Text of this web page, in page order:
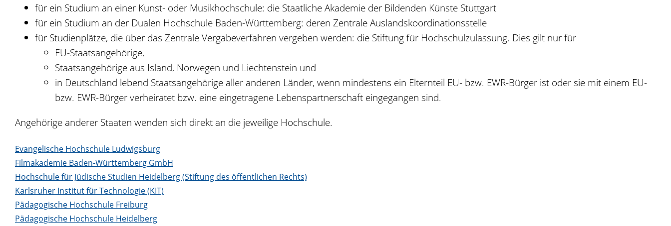
für ein Studium an einer Kunst- oder Musikhochschule: die Staatliche Akademie der Bildenden Künste Stuttgart
für ein Studium an der Dualen Hochschule Baden-Württemberg: deren Zentrale Auslandskoordinationsstelle
für Studienplätze, die über das Zentrale Vergabeverfahren vergeben werden: die Stiftung für Hochschulzulassung. Dies gilt nur für
EU-Staatsangehörige,
Staatsangehörige aus Island, Norwegen und Liechtenstein und
in Deutschland lebend Staatsangehörige aller anderen Länder, wenn mindestens ein Elternteil EU- bzw. EWR-Bürger ist oder sie mit einem EU-
bzw. EWR-Bürger verheiratet bzw. eine eingetragene Lebenspartnerschaft eingegangen sind.
Angehörige anderer Staaten wenden sich direkt an die jeweilige Hochschule.
Evangelische Hochschule Ludwigsburg
Filmakademie Baden-Württemberg GmbH
Hochschule für Jüdische Studien Heidelberg (Stiftung des öffentlichen Rechts)
Karlsruher Institut für Technologie (KIT)
Pädagogische Hochschule Freiburg
Pädagogische Hochschule Heidelberg